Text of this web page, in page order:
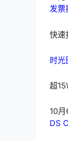
发票
快速
时光
超
10月
DS